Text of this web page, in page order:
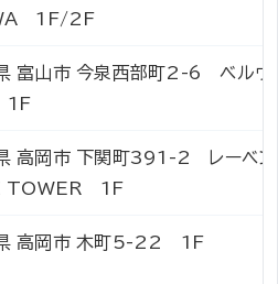
1F/2F
富山市 今泉西部町2-6 ベルヴィ
1F
高岡市 下関町391-2 レーベン
TOWER 1F
高岡市 木町5-22 1F